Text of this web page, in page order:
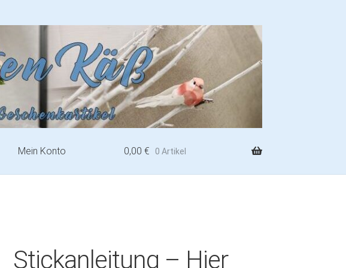
Mein Konto 0,00 € 0 Artikel
Stickanleitung – Hier